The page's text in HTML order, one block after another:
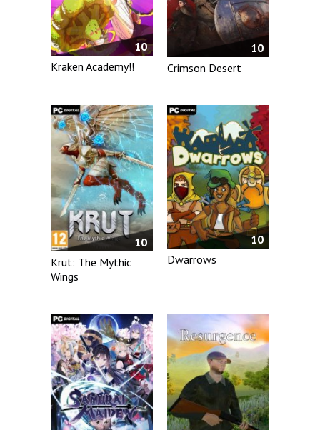
10
Kraken Academy!!
10
Crimson Desert
10
Krut: The Mythic
Wings
10
Dwarrows